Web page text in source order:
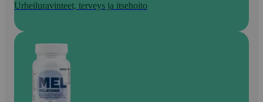
Urheiluravinteet, terveys ja itsehoito